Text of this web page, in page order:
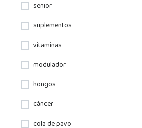
senior
suplementos
vitaminas
modulador
hongos
cáncer
cola de pavo